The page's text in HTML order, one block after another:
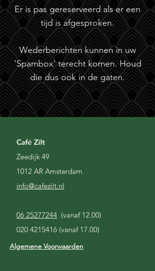
Er is pas gereserveerd als er een
tijd is afgesproken.
Wederberichten kunnen in uw
'Spambox' terecht komen. Houd
die dus ook in de gaten.
Café Zilt
Zeedijk 49
1012 AR Amsterdam
info@cafezilt.nl
06 25277244 (vanaf 12.00)
020 4215416 (vanaf 17.00)
Algemene Voorwaarden